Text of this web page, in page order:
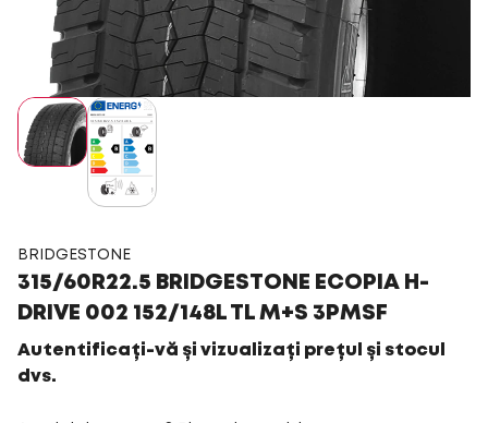
BRIDGESTONE
315/60R22.5 BRIDGESTONE ECOPIA H-
DRIVE 002 152/148L TL M+S 3PMSF
Autentificați-vă și vizualizați prețul și stocul
dvs.